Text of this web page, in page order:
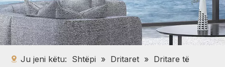
Ju jeni këtu: Shtëpi » Dritaret » Dritare të